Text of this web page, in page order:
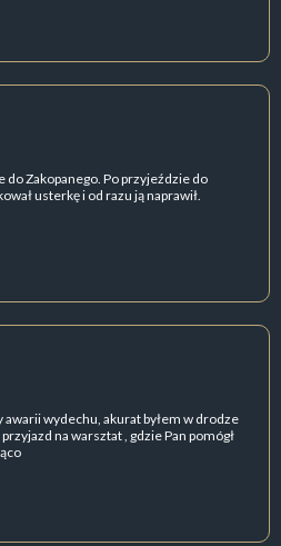
do Zakopanego. Po przyjeździe do
usterkę i od razu ją naprawił.
awarii wydechu, akurat byłem w drodze
na warsztat , gdzie Pan pomógł